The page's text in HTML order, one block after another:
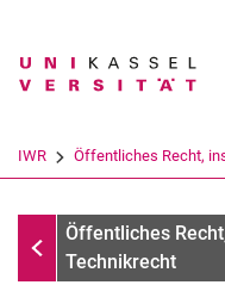
Suchbegriff
IWR Öffentliches Recht,
Ehemalige
Öffentliches
Technikrecht